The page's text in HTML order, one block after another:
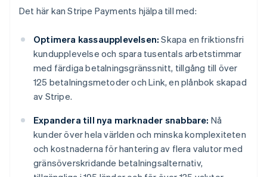
Det här kan Stripe Payments hjälpa till med:
Optimera kassaupplevelsen: Skapa en friktionsfri
kundupplevelse och spara tusentals arbetstimmar
med färdiga betalningsgränssnitt, tillgång till över
125 betalningsmetoder och Link, en plånbok skapad
av Stripe.
Expandera till nya marknader snabbare: Nå
kunder över hela världen och minska komplexiteten
och kostnaderna för hantering av flera valutor med
gränsöverskridande betalningsalternativ,